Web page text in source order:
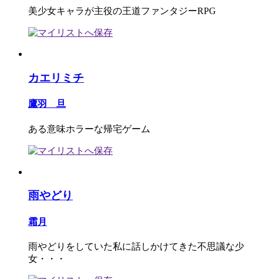
美少女キャラが主役の王道ファンタジーRPG
カエリミチ
鷹羽 旦
ある意味ホラーな帰宅ゲーム
雨やどり
霜月
雨やどりをしていた私に話しかけてきた不思議な少
女・・・